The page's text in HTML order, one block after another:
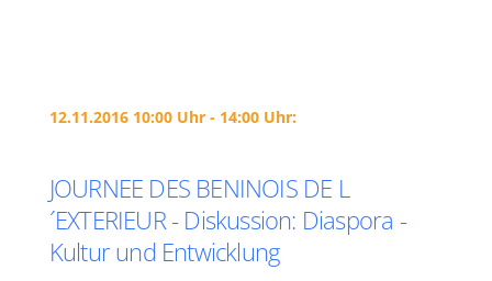
12.11.2016 10:00 Uhr - 14:00 Uhr:
JOURNEE DES BENINOIS DE L
´EXTERIEUR - Diskussion: Diaspora -
Kultur und Entwicklung